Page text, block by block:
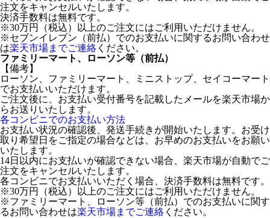
注文をキャンセルいたします。
決済手数料は無料です。
※30万円（税込）以上のご注文にはご利用いただけません。
※セブンイレブン（前払）でのお支払いに関するお問い合わせ
は楽天市場までご連絡 ください。
ファミリーマート、ローソン等（前払）
【備考】
ローソン、ファミリーマート、ミニストップ、セイコーマート
でお支払いいただけます。
ご注文後に、お支払い受付番号を記載したメールを楽天市場か
らお送りいたします。
各コンビニでのお支払い方法
お支払い状況の確認後、発送手続きが開始いたします。お受け
取り希望日をご指定の場合などは、お早めのお支払いをお願い
いたします。
14日以内にお支払いが確認できない場合、楽天市場が自動でご
注文をキャンセルいたします。
各コンビニでお支払いいただく場合、決済手数料は無料です。
※30万円（税込）以上のご注文にはご利用いただけません。
※ファミリーマート、ローソン等（前払）でのお支払いに関す
るお問い合わせは楽天市場までご連絡 ください。